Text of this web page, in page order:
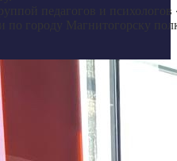
педагогов и
по городу Магнитогорску